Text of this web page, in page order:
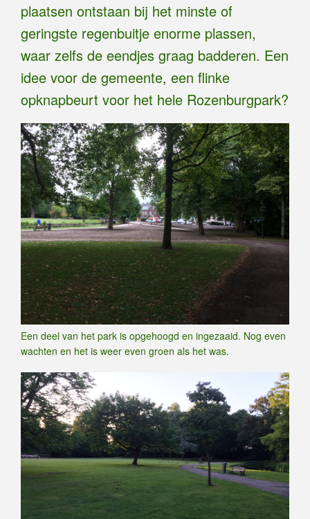
plaatsen ontstaan bij het minste of
geringste regenbuitje enorme plassen,
waar zelfs de eendjes graag badderen. Een
idee voor de gemeente, een flinke
opknapbeurt voor het hele Rozenburgpark?
Een deel van het park is opgehoogd en ingezaaid. Nog even
wachten en het is weer even groen als het was.